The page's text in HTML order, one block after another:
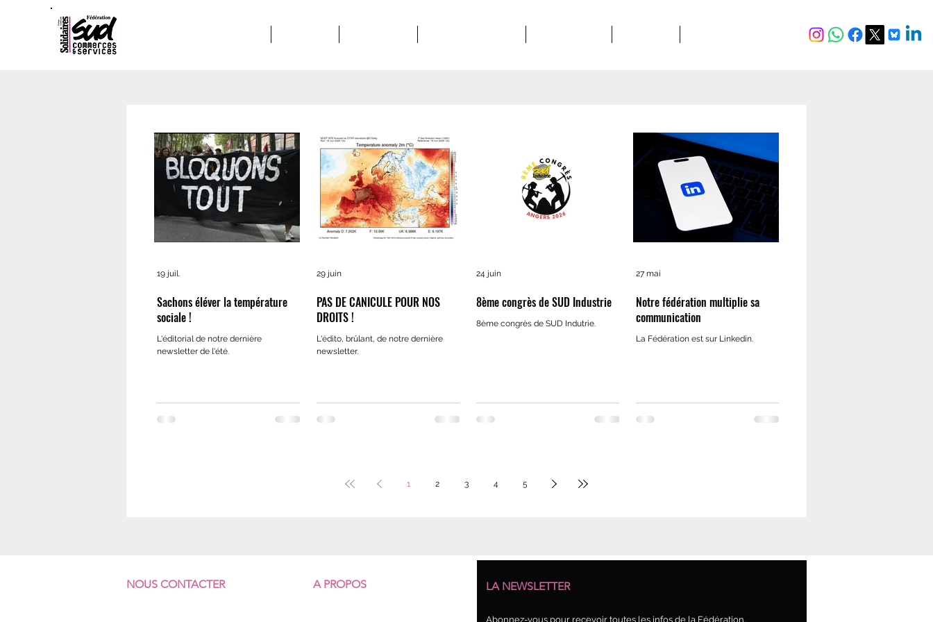
Sachons éléver la température
sociale !
L'éditorial de notre dernière
newsletter de l'été.
19 juil.
PAS DE CANICULE POUR NOS
DROITS !
L'édito, brûlant, de notre dernière
newsletter.
29 juin
8ème congrès de SUD Industrie
8ème congrès de SUD Indutrie.
24 juin
Notre fédération multiplie sa
communication
La Fédération est sur Linkedin.
27 mai
1 2 3 4 5
NOUS CONTACTER A PROPOS LA NEWSLETTER
Abonnez-vous pour recevoir toutes les infos de la Fédération.